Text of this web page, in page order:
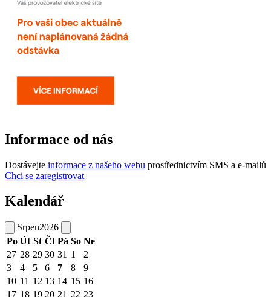
Informace od nás
Dostávejte informace z našeho webu prostřednictvím SMS a e-mailů
Chci se zaregistrovat
Kalendář
Srpen2026
Po Út St Čt Pá So Ne
27 28 29 30 31 1
2
3
4 5 6 7 8
9
10 11 12 13 14 15 16
17 18 19 20 21 22 23